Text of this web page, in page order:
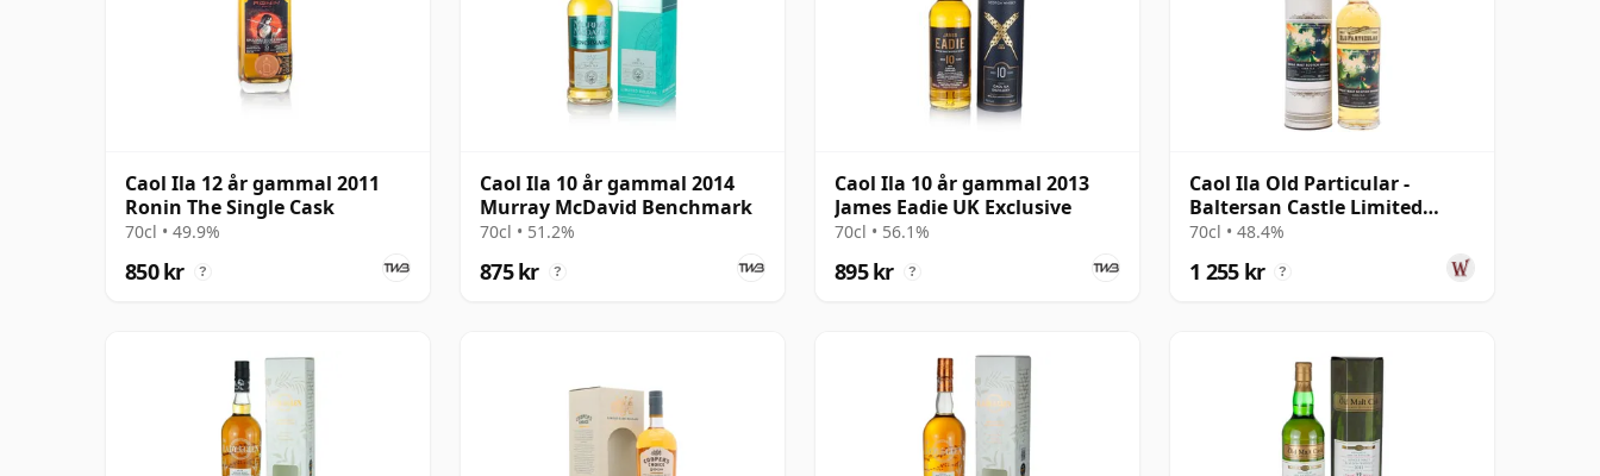
Caol Ila 12 år gammal 2011
Ronin The Single Cask
70cl • 49.9%
850 kr ?
Caol Ila 10 år gammal 2014
Murray McDavid Benchmark
70cl • 51.2%
875 kr ?
Caol Ila 10 år gammal 2013
James Eadie UK Exclusive
70cl • 56.1%
895 kr ?
Caol Ila Old Particular -
Baltersan Castle Limited
Edition 12 år gammal
70cl • 48.4%
1 255 kr ?